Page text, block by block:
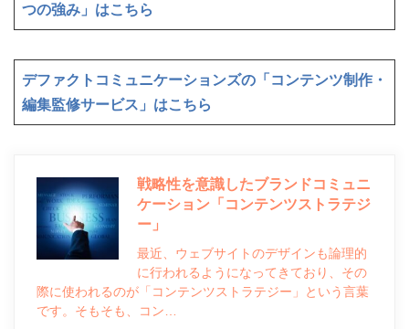
つの強み」はこちら
デファクトコミュニケーションズの「コンテンツ制作・
編集監修サービス」はこちら
戦略性を意識したブランドコミュニ
ケーション「コンテンツストラテジ
ー」
最近、ウェブサイトのデザインも論理的
に行われるようになってきており、その
際に使われるのが「コンテンツストラテジー」という言葉
です。そもそも、コン…